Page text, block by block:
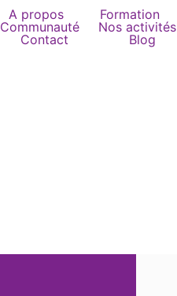
A propos
Formation
Communauté
Nos activités
Contact
Blog